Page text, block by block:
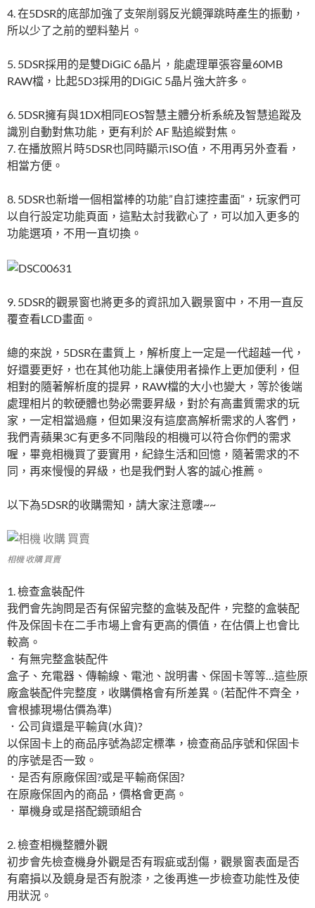
4. 在5DSR的底部加強了支架削弱反光鏡彈跳時產生的振動，
所以少了之前的塑料墊片。
5. 5DSR採用的是雙DiGiC 6晶片，能處理單張容量60MB
RAW檔，比起5D3採用的DiGiC 5晶片強大許多。
6. 5DSR擁有與1DX相同EOS智慧主體分析系統及智慧追蹤及
識別自動對焦功能，更有利於 AF 點追縱對焦。
7. 在播放照片時5DSR也同時顯示ISO值，不用再另外查看，
相當方便。
8. 5DSR也新增一個相當棒的功能”自訂速控畫面”，玩家們可
以自行設定功能頁面，這點太討我歡心了，可以加入更多的
功能選項，不用一直切換。
9. 5DSR的觀景窗也將更多的資訊加入觀景窗中，不用一直反
覆查看LCD畫面。
總的來說，5DSR在畫質上，解析度上一定是一代超越一代，
好還要更好，也在其他功能上讓使用者操作上更加便利，但
相對的隨著解析度的提昇，RAW檔的大小也變大，等於後端
處理相片的軟硬體也勢必需要昇級，對於有高畫質需求的玩
家，一定相當過癮，但如果沒有這麼高解析需求的人客們，
我們青蘋果3C有更多不同階段的相機可以符合你們的需求
喔，畢竟相機買了要實用，紀錄生活和回憶，隨著需求的不
同，再來慢慢的昇級，也是我們對人客的誠心推薦。
以下為5DSR的收購需知，請大家注意嘍~~
相機 收購 買賣
1. 檢查盒裝配件
我們會先詢問是否有保留完整的盒裝及配件，完整的盒裝配
件及保固卡在二手市場上會有更高的價值，在估價上也會比
較高。
．有無完整盒裝配件
盒子、充電器、傳輸線、電池、說明書、保固卡等等…這些原
廠盒裝配件完整度，收購價格會有所差異。(若配件不齊全，
會根據現場估價為準)
．公司貨還是平輸貨(水貨)?
以保固卡上的商品序號為認定標準，檢查商品序號和保固卡
的序號是否一致。
．是否有原廠保固?或是平輸商保固?
在原廠保固內的商品，價格會更高。
．單機身或是搭配鏡頭組合
2. 檢查相機整體外觀
初步會先檢查機身外觀是否有瑕疵或刮傷，觀景窗表面是否
有磨損以及鏡身是否有脫漆，之後再進一步檢查功能性及使
用狀況。